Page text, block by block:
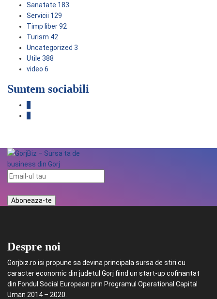
Sanatate 183
Servicii 129
Timp liber92
Turism 42
Uncategorized 3
Utile 388
video 6
Suntem sociabili
Despre noi
Gorjbiz.ro isi propune sa devina principala sursa de stiri cu
caracter economic din judetul Gorj fiind un start-up cofinantat
din Fondul Social European prin Programul Operational Capital
Uman 2014 – 2020.